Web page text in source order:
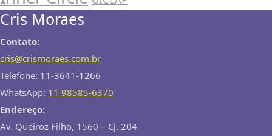
Cris Moraes
Contato:
cris@crismoraes.com.br
Telefone: 11-3641-1266
WhatsApp: 11 98585-6370
Endereço:
Av. Queiroz Filho, 1560 – Cj. 204